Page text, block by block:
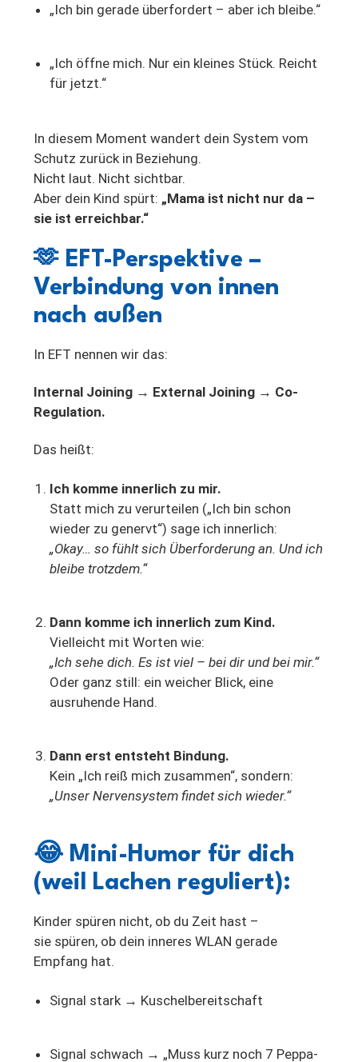
„Ich bin gerade überfordert – aber ich bleibe.“
„Ich öffne mich. Nur ein kleines Stück. Reicht
für jetzt.“
In diesem Moment wandert dein System vom
Schutz zurück in Beziehung.
Nicht laut. Nicht sichtbar.
Aber dein Kind spürt: „Mama ist nicht nur da –
sie ist erreichbar.“
🫶 EFT-Perspektive –
Verbindung von innen
nach außen
In EFT nennen wir das:
Internal Joining → External Joining → Co-
Regulation.
Das heißt:
Ich komme innerlich zu mir.
Statt mich zu verurteilen („Ich bin schon
wieder zu genervt“) sage ich innerlich:
„Okay… so fühlt sich Überforderung an. Und ich
bleibe trotzdem.“
Dann komme ich innerlich zum Kind.
Vielleicht mit Worten wie:
„Ich sehe dich. Es ist viel – bei dir und bei mir.“
Oder ganz still: ein weicher Blick, eine
ausruhende Hand.
Dann erst entsteht Bindung.
Kein „Ich reiß mich zusammen“, sondern:
„Unser Nervensystem findet sich wieder.“
😂 Mini-Humor für dich
(weil Lachen reguliert):
Kinder spüren nicht, ob du Zeit hast –
sie spüren, ob dein inneres WLAN gerade
Empfang hat.
Signal stark → Kuschelbereitschaft
Signal schwach → „Muss kurz noch 7 Peppa-